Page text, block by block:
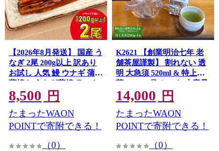
【2026年8月発送】 国産 う
なぎ 2尾 200g以上 訳あり
お試し 人気 鰻 ウナギ 蒲焼
蒲焼き うなぎ蒲焼 ランキ
ング うな重 ひつまぶし 魚
K2629
8,500 円
たまったWAON
POINTで寄附できる！
（0）
K2621 【創業明治七年 老
舗茶屋謹製】 割れない 透
明 大急須 520ml & 特上茎
茶 280g×1袋 セット 大容量
14,000 円
たまったWAON
POINTで寄附できる！
（0）